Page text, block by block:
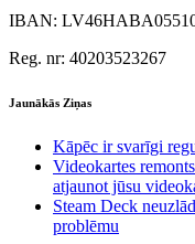
IBAN:
Reg. nr: 40203523267
Jaunākās Ziņas
Kāpēc ir svarīgi
Videokartes
atjaunot jūsu
Steam Deck
problēmu